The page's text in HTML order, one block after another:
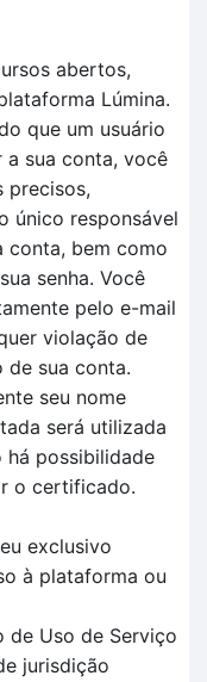
abertos,
Lúmina.
que um usuário
sua conta, você
precisos,
único responsável
conta, bem como
senha. Você
pelo e-mail
violação de
de sua conta.
seu nome
será utilizada
há possibilidade
o certificado.
exclusivo
à plataforma ou
de Uso de Serviço
jurisdição